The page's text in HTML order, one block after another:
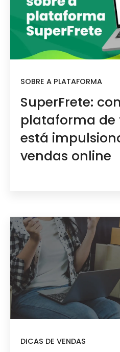
SOBRE A PLATAFORMA
SuperFrete:
plataforma de
está
vendas online
DICAS DE VENDAS